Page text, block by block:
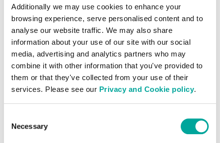
Additionally we may use cookies to enhance your
browsing experience, serve personalised content and to
analyse our website traffic. We may also share
information about your use of our site with our social
media, advertising and analytics partners who may
combine it with other information that you've provided to
them or that they've collected from your use of their
services. Please see our Privacy and Cookie policy.
Selection
Necessary
詳細はこちら
当社のデータセンターにご興
味がおありですか？
ヨーロッパとアジア太平洋地域の9都市にまたが